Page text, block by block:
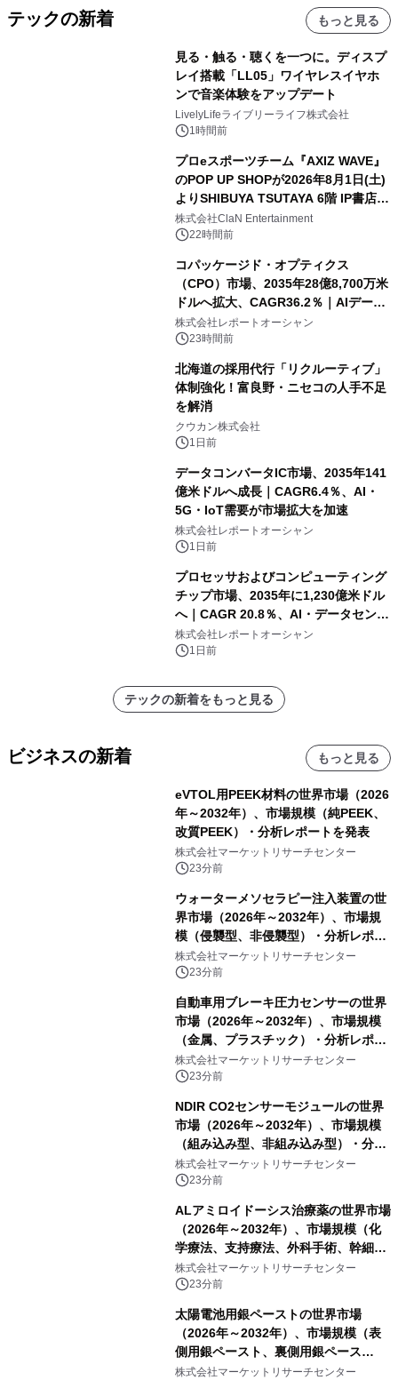
テックの新着 もっと見る
見る・触る・聴くを一つに。ディスプ
レイ搭載「LL05」ワイヤレスイヤホ
ンで音楽体験をアップデート
LivelyLifeライブリーライフ株式会社
1時間前
プロeスポーツチーム『AXIZ WAVE』
のPOP UP SHOPが2026年8月1日(土)
よりSHIBUYA TSUTAYA 6階 IP書店で
開催決定！！
株式会社ClaN Entertainment
22時間前
コパッケージド・オプティクス
（CPO）市場、2035年28億8,700万米
ドルへ拡大、CAGR36.2％｜AIデータ
センター・高速光通信需要が成長を加
速
株式会社レポートオーシャン
23時間前
北海道の採用代行「リクルーティブ」
体制強化！富良野・ニセコの人手不足
を解消
クウカン株式会社
1日前
データコンバータIC市場、2035年141
億米ドルへ成長｜CAGR6.4％、AI・
5G・IoT需要が市場拡大を加速
株式会社レポートオーシャン
1日前
プロセッサおよびコンピューティング
チップ市場、2035年に1,230億米ドル
へ｜CAGR 20.8％、AI・データセンタ
ー需要が成長を牽引
株式会社レポートオーシャン
1日前
テックの新着をもっと見る
ビジネスの新着 もっと見る
eVTOL用PEEK材料の世界市場（2026
年～2032年）、市場規模（純PEEK、
改質PEEK）・分析レポートを発表
株式会社マーケットリサーチセンター
23分前
ウォーターメソセラピー注入装置の世
界市場（2026年～2032年）、市場規
模（侵襲型、非侵襲型）・分析レポー
トを発表
株式会社マーケットリサーチセンター
23分前
自動車用ブレーキ圧力センサーの世界
市場（2026年～2032年）、市場規模
（金属、プラスチック）・分析レポー
トを発表
株式会社マーケットリサーチセンター
23分前
NDIR CO2センサーモジュールの世界
市場（2026年～2032年）、市場規模
（組み込み型、非組み込み型）・分析
レポートを発表
株式会社マーケットリサーチセンター
23分前
ALアミロイドーシス治療薬の世界市場
（2026年～2032年）、市場規模（化
学療法、支持療法、外科手術、幹細胞
移植、標的療法）・分析レポートを発
表
株式会社マーケットリサーチセンター
23分前
太陽電池用銀ペーストの世界市場
（2026年～2032年）、市場規模（表
側用銀ペースト、裏側用銀ペース
ト）・分析レポートを発表
株式会社マーケットリサーチセンター